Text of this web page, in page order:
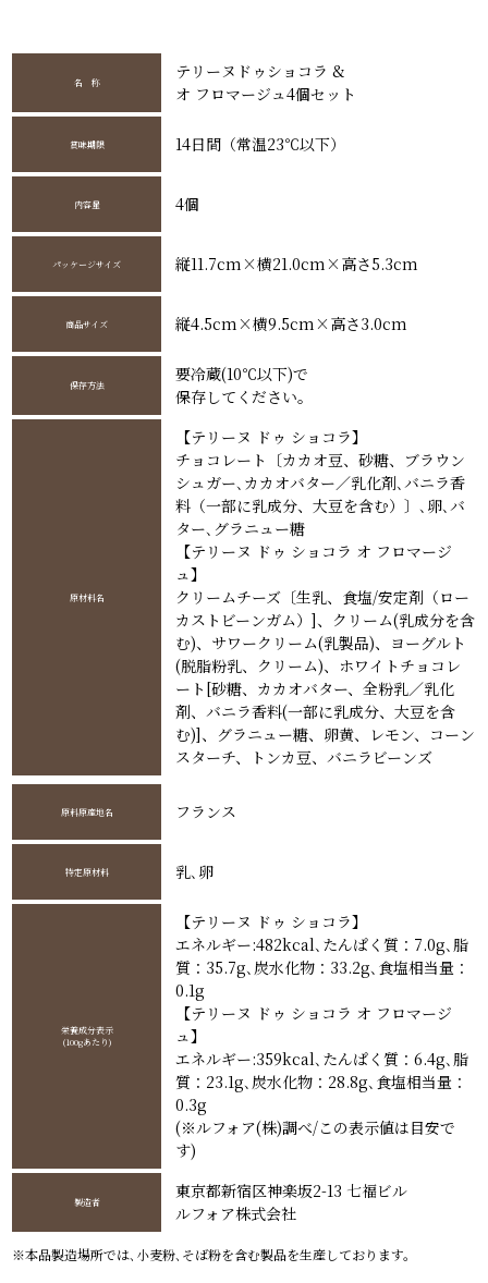
名 称
テリーヌドゥショコラ &
オ フロマージュ4個セット
賞味期限 14日間（常温23℃以下）
内容量 4個
パッケージサイズ 縦11.7cm×横21.0cm×高さ5.3cm
商品サイズ 縦4.5cm×横9.5cm×高さ3.0cm
保存方法
要冷蔵(10℃以下)で
保存してください。
原材料名
【テリーヌ ドゥ ショコラ】
チョコレート〔カカオ豆、砂糖、ブラウン
シュガー､カカオバター／乳化剤､バニラ香
料（一部に乳成分、大豆を含む）〕､卵､バ
ター､グラニュー糖
【テリーヌ ドゥ ショコラ オ フロマージ
ュ】
クリームチーズ〔生乳、食塩/安定剤（ロー
カストビーンガム）]、クリーム(乳成分を含
む)、サワークリーム(乳製品)、ヨーグルト
(脱脂粉乳、クリーム)、ホワイトチョコレ
ート[砂糖、カカオバター、全粉乳／乳化
剤、バニラ香料(一部に乳成分、大豆を含
む)]、グラニュー糖、卵黄、レモン、コーン
スターチ、トンカ豆、バニラビーンズ
原料原産地名 フランス
特定原材料 乳､卵
栄養成分表示
(100gあたり)
【テリーヌ ドゥ ショコラ】
エネルギー:482kcal､たんぱく質：7.0g､脂
質：35.7g､炭水化物：33.2g､食塩相当量：
0.1g
【テリーヌ ドゥ ショコラ オ フロマージ
ュ】
エネルギー:359kcal､たんぱく質：6.4g､脂
質：23.1g､炭水化物：28.8g､食塩相当量：
0.3g
(※ルフォア(株)調べ/この表示値は目安で
す)
製造者
東京都新宿区神楽坂2-13 七福ビル
ルフォア株式会社
※本品製造場所では､小麦粉､そば粉を含む製品を生産しております。